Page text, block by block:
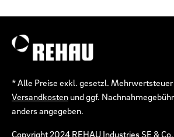
* Alle Preise exkl. gesetzl. Mehrwertsteuer
Versandkosten und ggf.
anders angegeben.
Copyright 2024 REHAU Industries SE &